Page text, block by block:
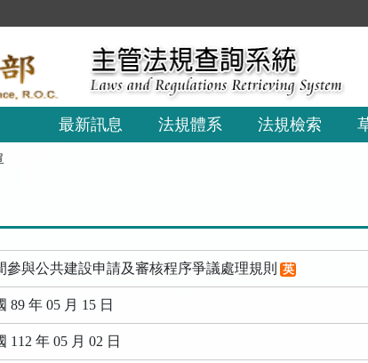
最新訊息 法規體系 法規檢索
參與公共建設申請及審核程序爭議處理規則 英
89 年 05 月 15 日
112 年 05 月 02 日